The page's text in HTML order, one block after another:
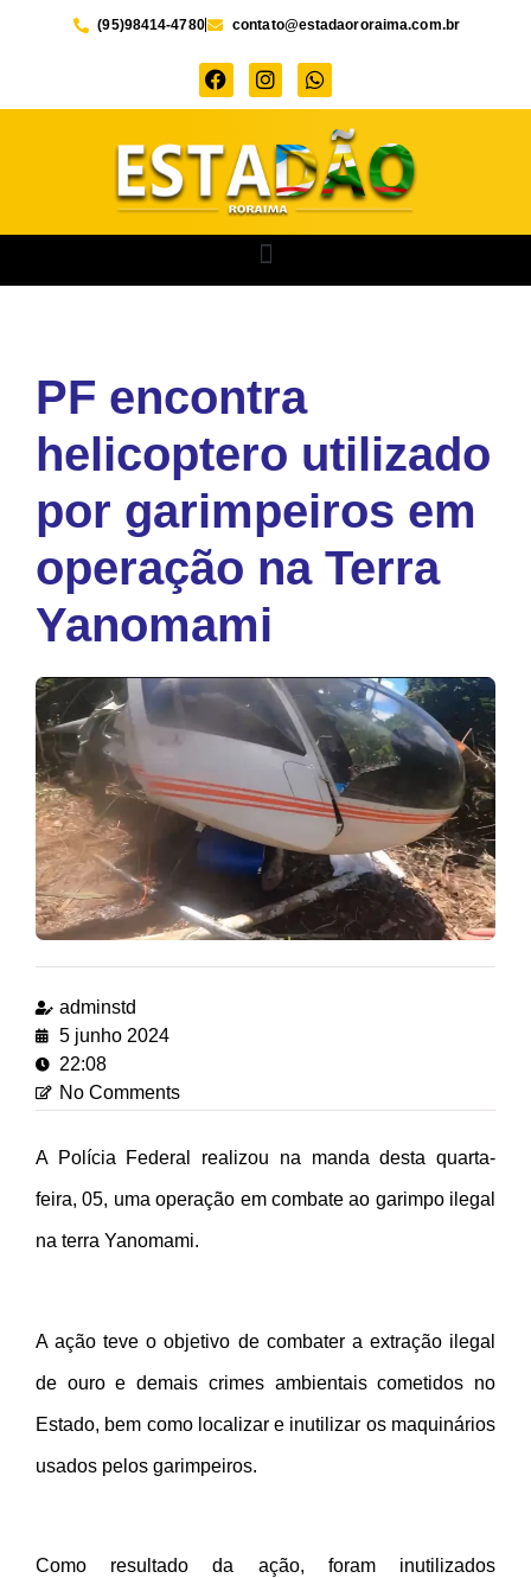
(95)98414-4780 contato@estadaororaima.com.br
PF encontra
helicoptero utilizado
por garimpeiros em
operação na Terra
Yanomami
adminstd
5 junho 2024
22:08
No Comments
A Polícia Federal realizou na manda desta quarta-
feira, 05, uma operação em combate ao garimpo ilegal
na terra Yanomami.
A ação teve o objetivo de combater a extração ilegal
de ouro e demais crimes ambientais cometidos no
Estado, bem como localizar e inutilizar os maquinários
usados pelos garimpeiros.
Como resultado da ação, foram inutilizados